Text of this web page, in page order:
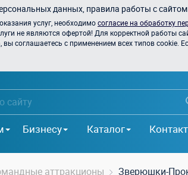
данных, правила работы с
услуг, необходимосогласие на обработку
не являются офертой! Для корректной работы
соглашаетесь с применением всех типов cookie.
Бизнесу Каталог
аттракционы Зверюшки-